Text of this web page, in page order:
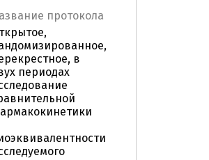
протокола
в
периодах